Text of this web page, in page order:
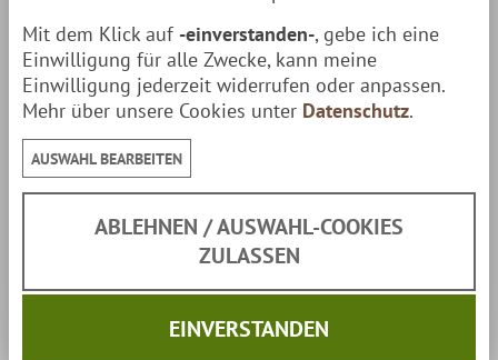
Griff aus geölter heller Maserbirke
Inklusive handgefertigter Lederscheide aus
pflanzlich gegerbtem Leder
Eckdaten
Klinge: 16 cm, Kohlenstoffstahl
Geölte Maserbirke / gefleckte Maserbirke /Messing
Mit dem Klick auf -einverstanden-, gebe ich eine
Einwilligung für alle Zwecke, kann meine
Einwilligung jederzeit widerrufen oder anpassen.
Mehr über unsere Cookies unter Datenschutz.
AUSWAHL BEARBEITEN
ABLEHNEN / AUSWAHL-COOKIES
ZULASSEN
EINVERSTANDEN